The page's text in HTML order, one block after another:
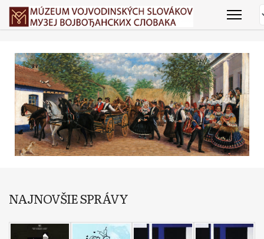
NAJNOVŠIE SPRÁVY